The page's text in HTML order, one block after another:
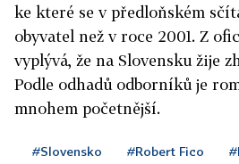
ke které se v předloňském
obyvatel než v roce 2001. Z
vyplývá, že na Slovensku žije
Podle odhadů odborníků je
mnohem početnější.
#Slovensko #Robert Fico